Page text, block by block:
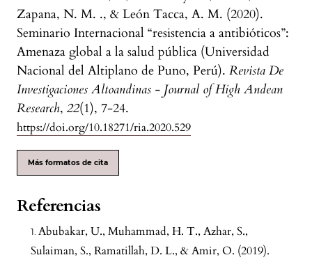
Zapana, N. M. ., & León Tacca, A. M. (2020).
Seminario Internacional “resistencia a antibióticos”:
Amenaza global a la salud pública (Universidad
Nacional del Altiplano de Puno, Perú). Revista De
Investigaciones Altoandinas - Journal of High Andean
Research, 22(1), 7-24.
https://doi.org/10.18271/ria.2020.529
Más formatos de cita
Referencias
Abubakar, U., Muhammad, H. T., Azhar, S.,
Sulaiman, S., Ramatillah, D. L., & Amir, O. (2019).